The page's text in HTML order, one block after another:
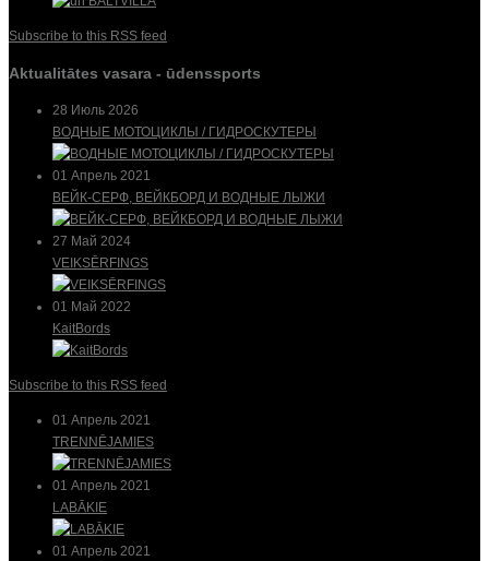
Subscribe to this RSS feed
Aktualitātes vasara - ūdenssports
28 Июль 2026
ВОДНЫЕ МОТОЦИКЛЫ / ГИДРОСКУТЕРЫ
01 Апрель 2021
ВЕЙК-СЕРФ, ВЕЙКБОРД И ВОДНЫЕ ЛЫЖИ
27 Май 2024
VEIKSĒRFINGS
01 Май 2022
KaitBords
Subscribe to this RSS feed
01 Апрель 2021
TRENNĒJAMIES
01 Апрель 2021
LABĀKIE
01 Апрель 2021